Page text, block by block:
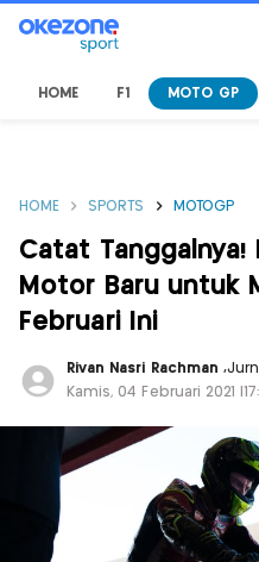
HOME F1 MOTO GP
HOME SPORTS MOTOGP
Catat Tanggalnya!
Motor Baru untuk
Februari Ini
Rivan Nasri Rachman ,
Kamis, 04 Februari 2021